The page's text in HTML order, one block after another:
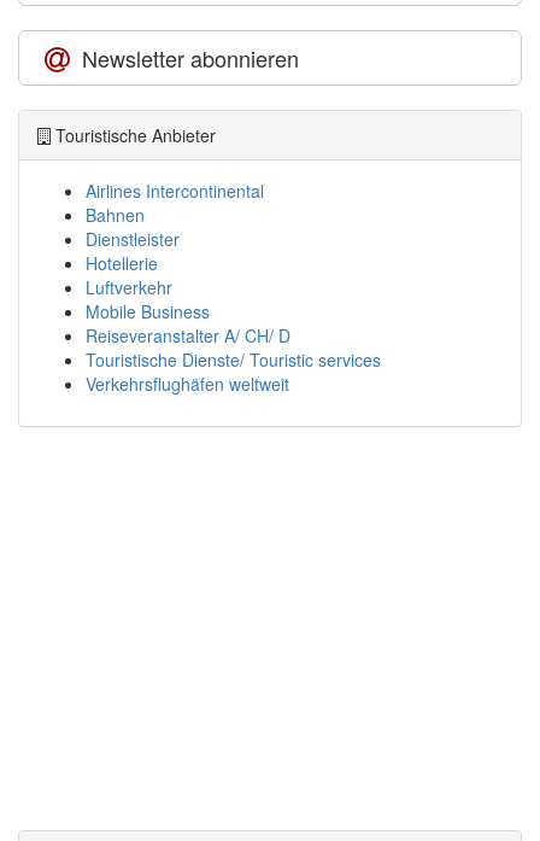
Newsletter abonnieren
Touristische Anbieter
Airlines Intercontinental
Bahnen
Dienstleister
Hotellerie
Luftverkehr
Mobile Business
Reiseveranstalter A/ CH/ D
Touristische Dienste/ Touristic services
Verkehrsflughäfen weltweit